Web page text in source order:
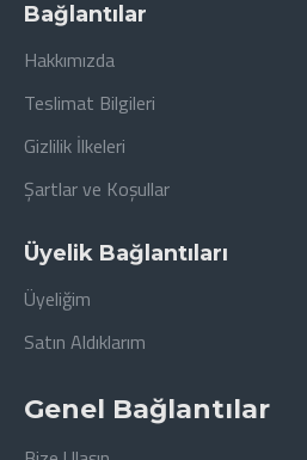
Bağlantılar
Hakkımızda
Teslimat Bilgileri
Gizlilik İlkeleri
Şartlar ve Koşullar
Üyelik Bağlantıları
Üyeliğim
Satın Aldıklarım
Genel Bağlantılar